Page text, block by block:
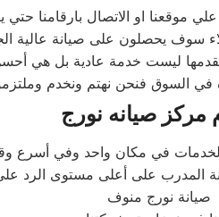
موقعنا او الاتصال بارقامنا
سوف يحصلون على صيانة عالية
ليست خدمة عادية بل هي
في السوق فنحن نهتم ونخدم
مركز صيانه نورج
على أعلى مستوى الرد على
صيانة نورج منوف